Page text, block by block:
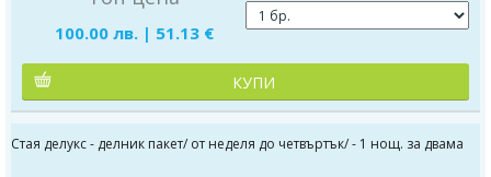
100.00 лв. | 51.13 €
КУПИ
Стая делукс - делник пакет/ от неделя до четвъртък/ - 1 нощ. за двама